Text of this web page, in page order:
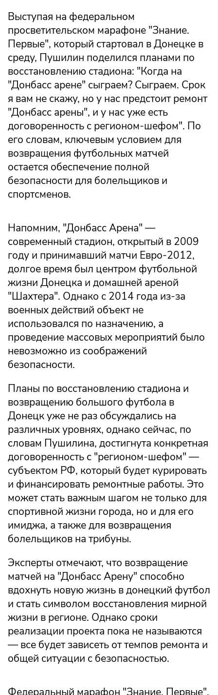
Выступая на федеральном
просветительском марафоне "Знание.
Первые", который стартовал в Донецке в
среду, Пушилин поделился планами по
восстановлению стадиона: "Когда на
"Донбасс арене" сыграем? Сыграем. Срок
я вам не скажу, но у нас предстоит ремонт
"Донбасс арены", и у нас уже есть
договоренность с регионом-шефом". По
его словам, ключевым условием для
возвращения футбольных матчей
остается обеспечение полной
безопасности для болельщиков и
спортсменов.
Напомним, "Донбасс Арена" —
современный стадион, открытый в 2009
году и принимавший матчи Евро-2012,
долгое время был центром футбольной
жизни Донецка и домашней ареной
"Шахтера". Однако с 2014 года из-за
военных действий объект не
использовался по назначению, а
проведение массовых мероприятий было
невозможно из соображений
безопасности.
Планы по восстановлению стадиона и
возвращению большого футбола в
Донецк уже не раз обсуждались на
различных уровнях, однако сейчас, по
словам Пушилина, достигнута конкретная
договоренность с "регионом-шефом" —
субъектом РФ, который будет курировать
и финансировать ремонтные работы. Это
может стать важным шагом не только для
спортивной жизни города, но и для его
имиджа, а также для возвращения
болельщиков на трибуны.
Эксперты отмечают, что возвращение
матчей на "Донбасс Арену" способно
вдохнуть новую жизнь в донецкий футбол
и стать символом восстановления мирной
жизни в регионе. Однако сроки
реализации проекта пока не называются
— все будет зависеть от темпов ремонта и
общей ситуации с безопасностью.